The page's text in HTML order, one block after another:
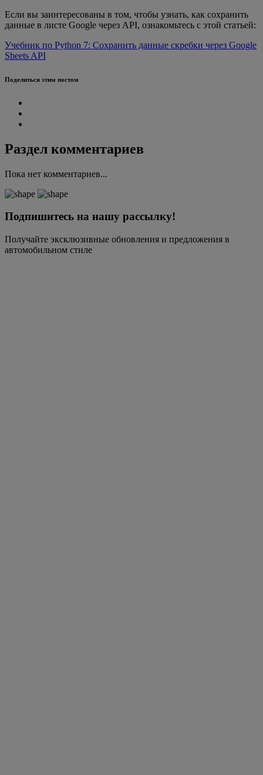
Если вы заинтересованы в том, чтобы узнать, как сохранить
данные в листе Google через API, ознакомьтесь с этой статьей:
Учебник по Python 7: Сохранить данные скребки через Google
Sheets API
Поделиться этим постом
Раздел комментариев
Пока нет комментариев...
Подпишитесь на нашу рассылку!
Получайте эксклюзивные обновления и предложения в
автомобильном стиле